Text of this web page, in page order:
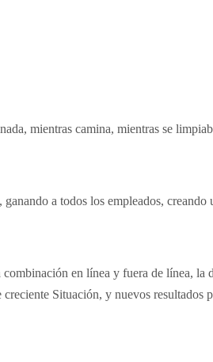
mientras camina, mientras se
a todos los empleados, creando
en línea y fuera de línea, la
Situación, y nuevos resultados